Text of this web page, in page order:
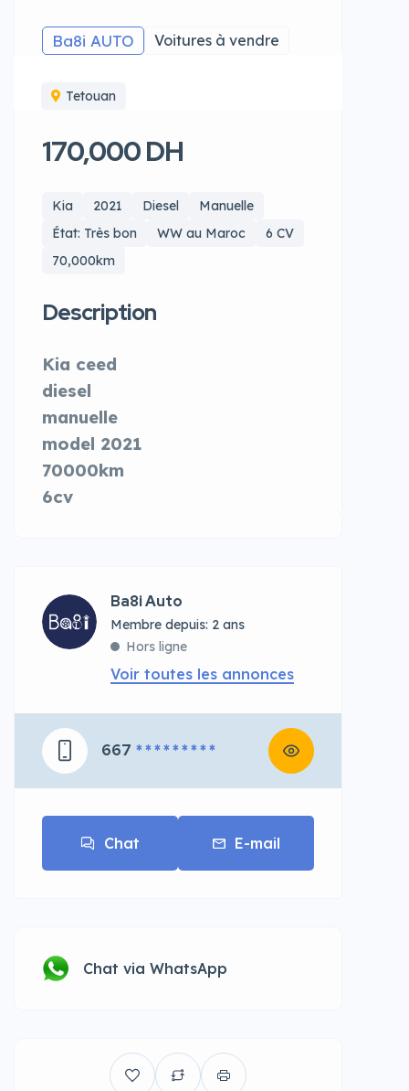
Ba8i AUTO Voitures à vendre
Tetouan
170,000 DH
Kia 2021 Diesel
Manuelle
État: Très bon
WW au Maroc
6 CV
70,000km
Description
Kia ceed
diesel
manuelle
model 2021
70000km
6cv
Ba8i Auto
Membre depuis: 2 ans
Hors ligne
Voir toutes les annonces
667 * * * * * * * * *
Chat E-mail
Chat via WhatsApp